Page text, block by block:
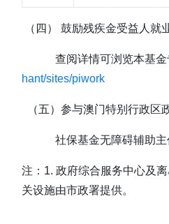
（四） 鼓励残疾金受益人就
查阅详情可浏览本基金
hant/sites/piwork
（五）参与澳门特别行政区
社保基金无障碍辅助主
注：1. 政府综合服务中心及
关设施由市政署提供。